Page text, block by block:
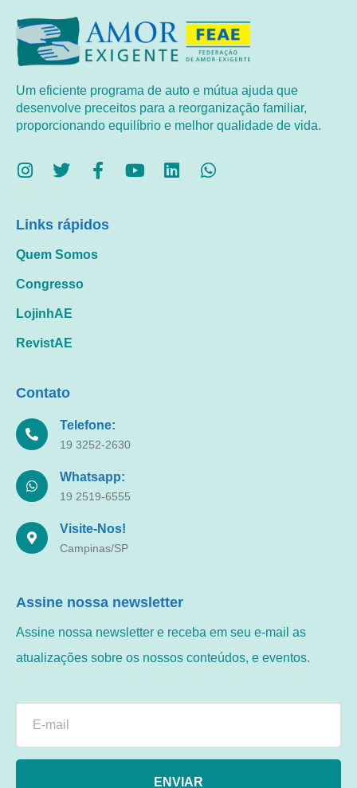
Um eficiente programa de auto e mútua ajuda que
desenvolve preceitos para a reorganização familiar,
proporcionando equilíbrio e melhor qualidade de vida.
Links rápidos
Quem Somos
Congresso
LojinhAE
RevistAE
Contato
Telefone:
19 3252-2630
Whatsapp:
19 2519-6555
Visite-Nos!
Campinas/SP
Assine nossa newsletter
Assine nossa newsletter e receba em seu e-mail as
atualizações sobre os nossos conteúdos, e eventos.
ENVIAR